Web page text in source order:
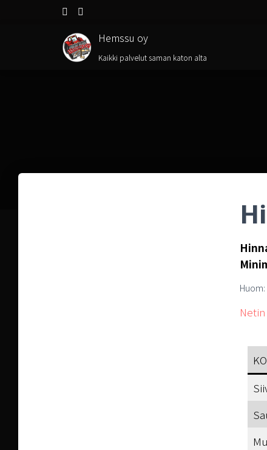
Hemssu oy
Kaikki palvelut saman katon alta